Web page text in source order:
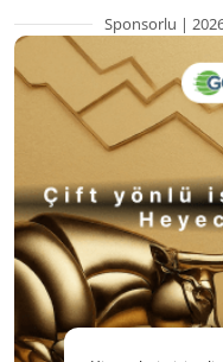
Sponsorlu |